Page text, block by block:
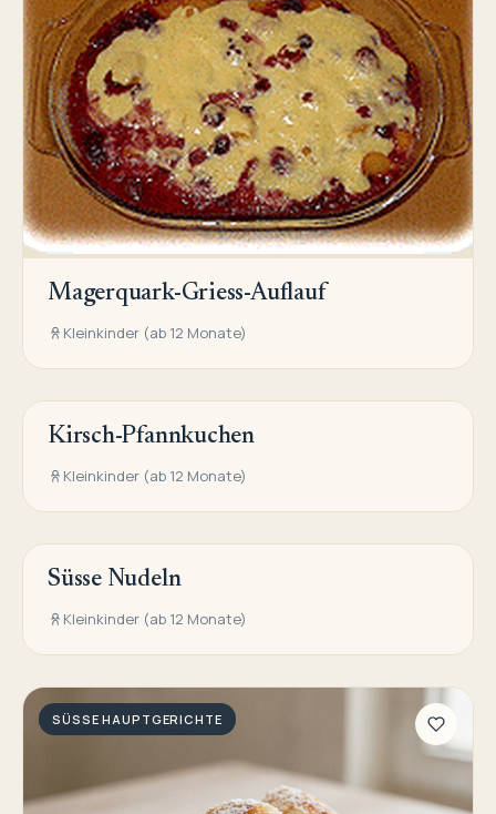
Magerquark-Griess-Auflauf
Kleinkinder (ab 12 Monate)
SÜSSE HAUPTGERICHTE
Kirsch-Pfannkuchen
Kleinkinder (ab 12 Monate)
SÜSSE HAUPTGERICHTE
Süsse Nudeln
Kleinkinder (ab 12 Monate)
SÜSSE HAUPTGERICHTE